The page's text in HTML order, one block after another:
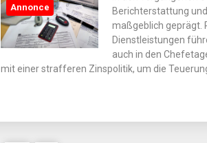
Annonce
Berichterstattung
maßgeblich geprägt.
Dienstleistungen
auch in den
mit einer strafferen Zinspolitik, um die